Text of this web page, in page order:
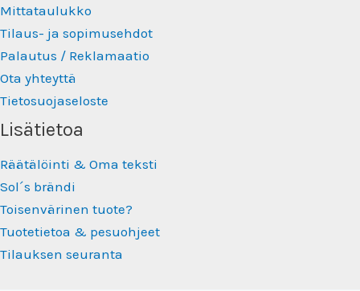
Mittataulukko
Tilaus- ja sopimusehdot
Palautus / Reklamaatio
Ota yhteyttä
Tietosuojaseloste
Lisätietoa
Räätälöinti & Oma teksti
Sol´s brändi
Toisenvärinen tuote?
Tuotetietoa & pesuohjeet
Tilauksen seuranta